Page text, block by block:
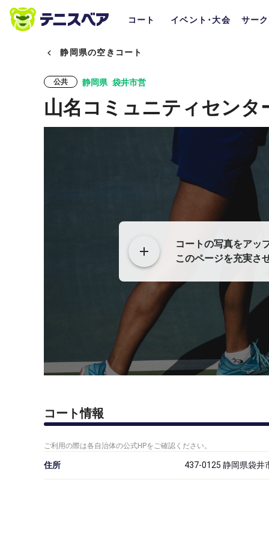
コート イベント･大会 サー
静岡県の空きコート
公共 静岡県 袋井市営
山名コミュニティセンタ
コートの写真をアッ
このページを充実さ
コート情報
ご利用の際は各自治体の公式HPをご確認ください。
住所 437-0125 静岡県袋井